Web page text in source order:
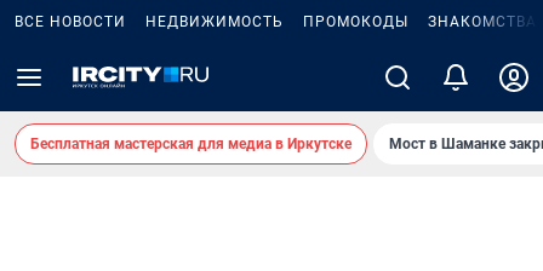
ВСЕ НОВОСТИ НЕДВИЖИМОСТЬ ПРОМОКОДЫ ЗНАКОМСТВА
Бесплатная мастерская для медиа в Иркутске Мост в Шаманке